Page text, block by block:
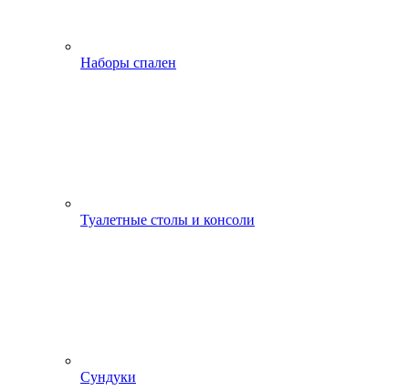
Наборы спален
Туалетные столы и консоли
Сундуки